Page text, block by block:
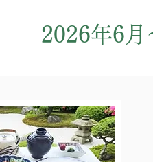
2026年6月